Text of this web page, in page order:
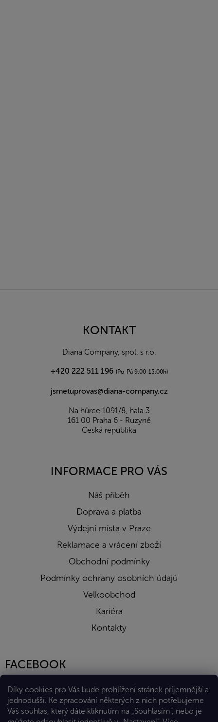
Díky cookies pro Vás bude prohlížení stránek příjemnější a
jednodušší. Ke zpracování některých z nich potřebujeme
Váš souhlas, který dáte kliknutím na „Souhlasím“, nebo je
KONTAKT
Diana Company, spol. s r.o.
+420 222 511 196 (Po-Pá 9:00-15:00h)
jsmetuprovas@diana-company.cz
Na hůrce 1091/8, hala 3
161 00 Praha 6 - Ruzyně
Česká republika
INFORMACE PRO VÁS
Náš příběh
Doprava a platba
Výdejní místa v Praze
Reklamace a vrácení zboží
Obchodní podmínky
Podmínky ochrany osobních údajů
Velkoobchod
Kariéra
Kontakty
FACEBOOK